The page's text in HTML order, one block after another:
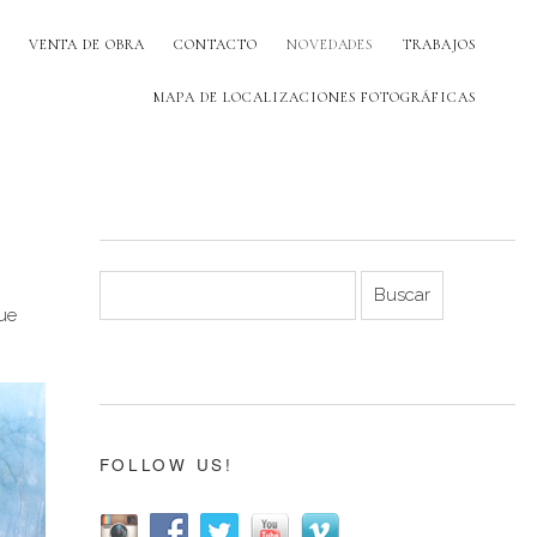
VENTA DE OBRA CONTACTO NOVEDADES TRABAJOS
MAPA DE LOCALIZACIONES FOTOGRÁFICAS
FOLLOW US!